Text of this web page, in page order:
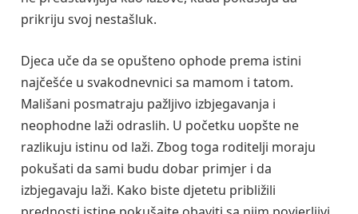
prikriju svoj nestašluk.
Djeca uče da se opušteno ophode prema istini
najčešće u svakodnevnici sa mamom i tatom.
Mališani posmatraju pažljivo izbjegavanja i
neophodne laži odraslih. U početku uopšte ne
razlikuju istinu od laži. Zbog toga roditelji moraju
pokušati da sami budu dobar primjer i da
izbjegavaju laži. Kako biste djetetu približili